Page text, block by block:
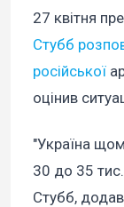
27 квітня
Стубб
російської
оцінив
"Україна
30 до 35 тис.
Стубб,